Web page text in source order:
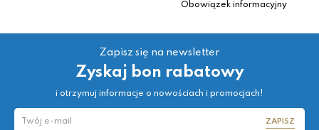
Obowiązek informacyjny
Zapisz się na newsletter
Zyskaj bon rabatowy
i otrzymuj informacje o nowościach i promocjach!
ZAPISZ